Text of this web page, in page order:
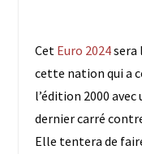
Cet Euro 2024sera
cette nation qui a
l’édition 2000
dernier carré
Elle tentera de